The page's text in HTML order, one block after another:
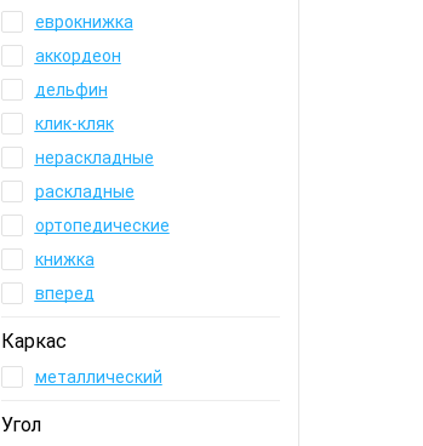
еврокнижка
аккордеон
дельфин
клик-кляк
нераскладные
раскладные
ортопедические
книжка
вперед
Каркас
металлический
Угол